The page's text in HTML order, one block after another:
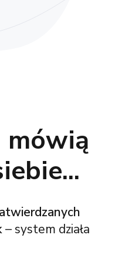
– system działa